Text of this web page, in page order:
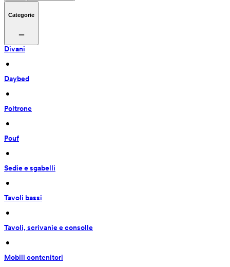
Categorie
Divani
•
Daybed
•
Poltrone
•
Pouf
•
Sedie e sgabelli
•
Tavoli bassi
•
Tavoli, scrivanie e consolle
•
Mobili contenitori